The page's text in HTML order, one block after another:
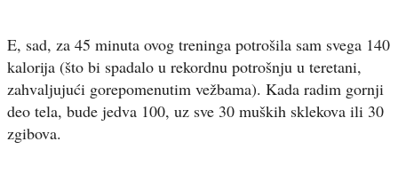
E, sad, za 45 minuta ovog treninga potrošila sam svega 140
kalorija (što bi spadalo u rekordnu potrošnju u teretani,
zahvaljujući gorepomenutim vežbama). Kada radim gornji
deo tela, bude jedva 100, uz sve 30 muških sklekova ili 30
zgibova.